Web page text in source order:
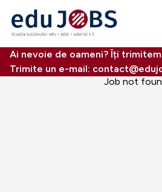
Ai nevoie de oameni? Îți
Trimite un e-mail:
Job not